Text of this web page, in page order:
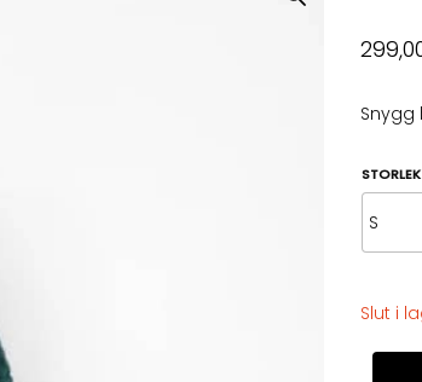
Snygg
STORLEK
Slut i
Karma